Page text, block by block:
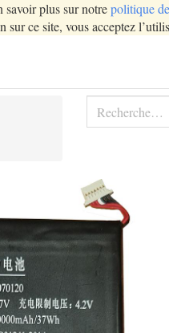
savoir plus sur notrepolitique
ce site, vous acceptez